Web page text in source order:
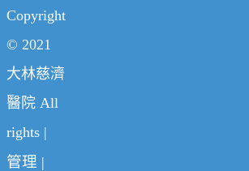
Copyright
© 2021
大林慈濟
醫院 All
rights |
管理 |